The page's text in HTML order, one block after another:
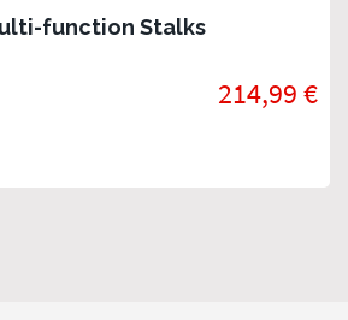
function Stalks
214,99 €